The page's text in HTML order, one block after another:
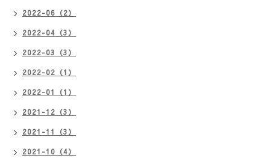
2022-06（2）
2022-04（3）
2022-03（3）
2022-02（1）
2022-01（1）
2021-12（3）
2021-11（3）
2021-10（4）